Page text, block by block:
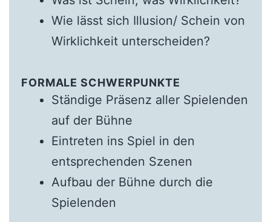
Wie lässt sich Illusion/ Schein von
Wirklichkeit unterscheiden?
FORMALE SCHWERPUNKTE
Ständige Präsenz aller Spielenden
auf der Bühne
Eintreten ins Spiel in den
entsprechenden Szenen
Aufbau der Bühne durch die
Spielenden